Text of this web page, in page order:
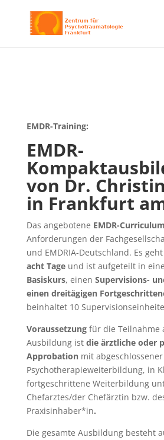
EMDR-Training:
EMDR-
von Dr.
in Frankfurt
Das angebotene EMDR-Curriculum
Anforderungen der
und EMDRIA-Deutschland. Es
acht Tageund ist aufgeteilt in
Basiskurs, einen Supervisions-
einen dreitägigen
beinhaltet 10
Voraussetzungfür die Teilnahme
Ausbildung ist die ärztliche oder
Approbationmit abgeschlossener
Psychotherapieweiterbildung, in
fortgeschrittene Weiterbildung
Chefarztes/der Chefärztin bzw.
Praxisinhaber*in.
Die gesamte Ausbildung besteht